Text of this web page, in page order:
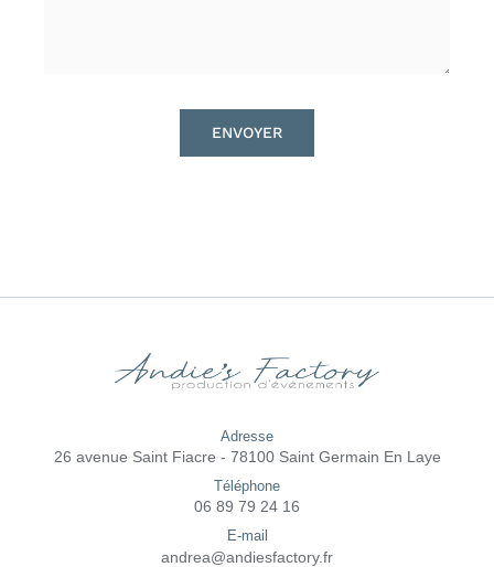
ENVOYER
Adresse
26 avenue Saint Fiacre - 78100 Saint Germain En Laye
Téléphone
06 89 79 24 16
E-mail
andrea@andiesfactory.fr